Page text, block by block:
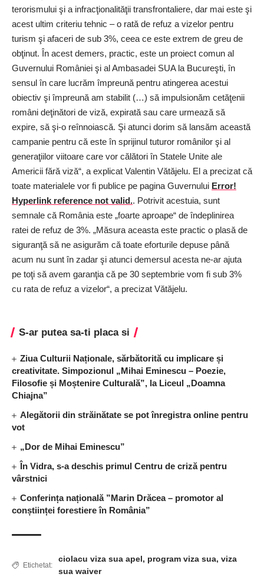
terorismului şi a infracţionalităţii transfrontaliere, dar mai este şi
acest ultim criteriu tehnic – o rată de refuz a vizelor pentru
turism şi afaceri de sub 3%, ceea ce este extrem de greu de
obţinut. În acest demers, practic, este un proiect comun al
Guvernului României şi al Ambasadei SUA la Bucureşti, în
sensul în care lucrăm împreună pentru atingerea acestui
obiectiv şi împreună am stabilit (…) să impulsionăm cetăţenii
români deţinători de viză, expirată sau care urmează să
expire, să şi-o reînnoiască. Şi atunci dorim să lansăm această
campanie pentru că este în sprijinul tuturor românilor şi al
generaţiilor viitoare care vor călători în Statele Unite ale
Americii fără viză“, a explicat Valentin Vătăjelu. El a precizat că
toate materialele vor fi publice pe pagina Guvernului ­ Error!
Hyperlink reference not valid.. Potrivit acestuia, sunt
semnale că România este „foarte aproape“ de îndeplinirea
ratei de refuz de 3%. „Măsura aceasta este practic o plasă de
siguranţă să ne asigurăm că toate eforturile depuse până
acum nu sunt în zadar şi atunci demersul acesta ne-ar ajuta
pe toţi să avem garanţia că pe 30 septembrie vom fi sub 3%
cu rata de refuz a vizelor“, a precizat Vătăjelu.
S-ar putea sa-ti placa si
Ziua Culturii Naționale, sărbătorită cu implicare și
creativitate. Simpozionul „Mihai Eminescu – Poezie,
Filosofie și Moștenire Culturală”, la Liceul „Doamna
Chiajna”
Alegătorii din străinătate se pot înregistra online pentru
vot
„Dor de Mihai Eminescu”
În Vidra, s-a deschis primul Centru de criză pentru
vârstnici
Conferința națională ”Marin Drăcea – promotor al
conștiinței forestiere în România”
Etichetat:
ciolacu viza sua apel, program viza sua, viza
sua waiver